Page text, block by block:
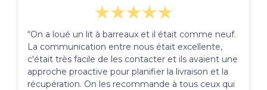
“On a loué un lit à barreaux et il était comme neuf.
La communication entre nous était excellente,
c'était très facile de les contacter et ils avaient une
approche proactive pour planifier la livraison et la
récupération. On les recommande à tous ceux qui